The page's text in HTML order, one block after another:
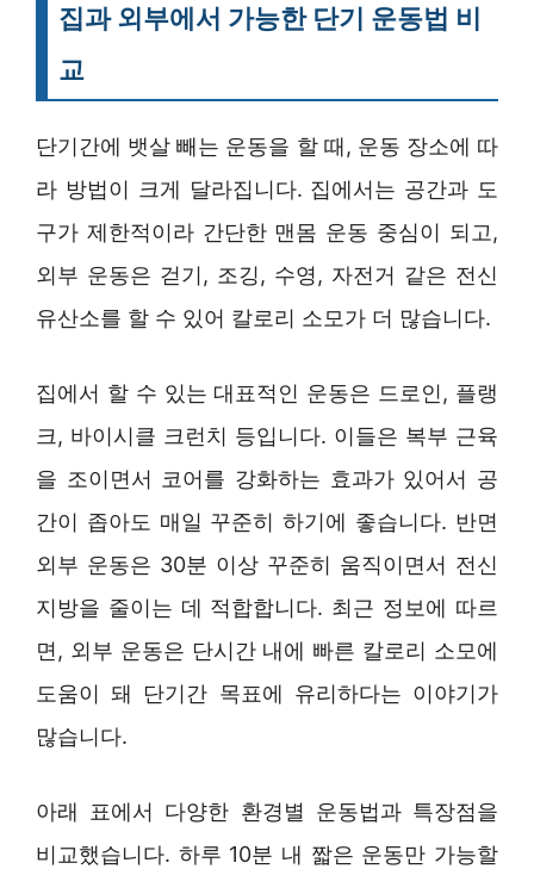
집과 외부에서 가능한 단기 운동법 비
교
단기간에 뱃살 빼는 운동을 할 때, 운동 장소에 따
라 방법이 크게 달라집니다. 집에서는 공간과 도
구가 제한적이라 간단한 맨몸 운동 중심이 되고,
외부 운동은 걷기, 조깅, 수영, 자전거 같은 전신
유산소를 할 수 있어 칼로리 소모가 더 많습니다.
집에서 할 수 있는 대표적인 운동은 드로인, 플랭
크, 바이시클 크런치 등입니다. 이들은 복부 근육
을 조이면서 코어를 강화하는 효과가 있어서 공
간이 좁아도 매일 꾸준히 하기에 좋습니다. 반면
외부 운동은 30분 이상 꾸준히 움직이면서 전신
지방을 줄이는 데 적합합니다. 최근 정보에 따르
면, 외부 운동은 단시간 내에 빠른 칼로리 소모에
도움이 돼 단기간 목표에 유리하다는 이야기가
많습니다.
아래 표에서 다양한 환경별 운동법과 특장점을
비교했습니다. 하루 10분 내 짧은 운동만 가능할